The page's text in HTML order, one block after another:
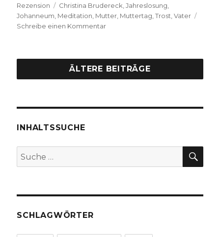
am
Rezension
Schlagwörter
Christina Brudereck ,Jahreslosung
Johanneum Meditation Mutter Muttertag ,Trost ,Vater
Schreibe einen Kommentarzu
Rezension
Welver
ÄLTERE BEITRÄGE
INHALTSSUCHE
Suche
nach:
SCHLAGWÖRTER